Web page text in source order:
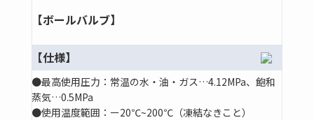
【ボールバルブ】
【仕様】
●最高使用圧力：常温の水・油・ガス…4.12MPa、飽和
蒸気…0.5MPa
●使用温度範囲：ー20℃~200℃（凍結なきこと）